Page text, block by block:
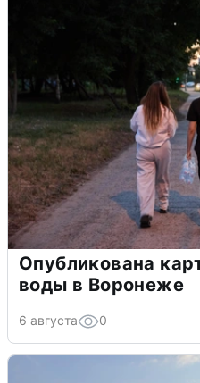
Опубликована
воды в Воронеже
6 августа 0